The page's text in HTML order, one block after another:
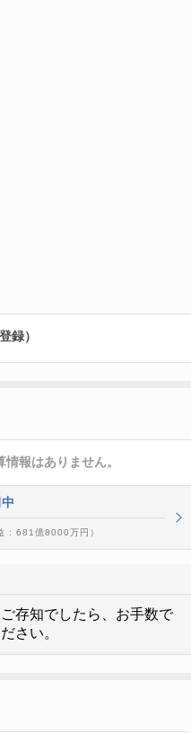
録）
報はありません。
: 681億8000万円）
存知でしたら、お手数で
さい。